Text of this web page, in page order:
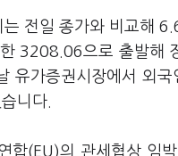
는 전일 종가와 비교해
3208.06으로 출발해
유가증권시장에서 외
니다.
합(EU)의 관세협상 임